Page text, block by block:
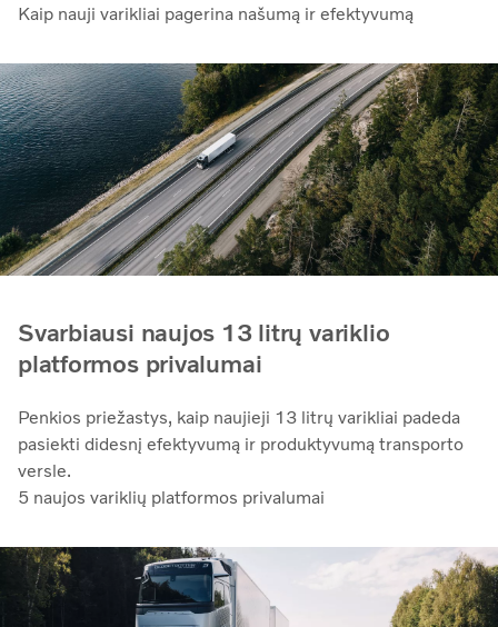
Kaip nauji varikliai pagerina našumą ir efektyvumą
Svarbiausi naujos 13 litrų variklio
platformos privalumai
Penkios priežastys, kaip naujieji 13 litrų varikliai padeda
pasiekti didesnį efektyvumą ir produktyvumą transporto
versle.
5 naujos variklių platformos privalumai